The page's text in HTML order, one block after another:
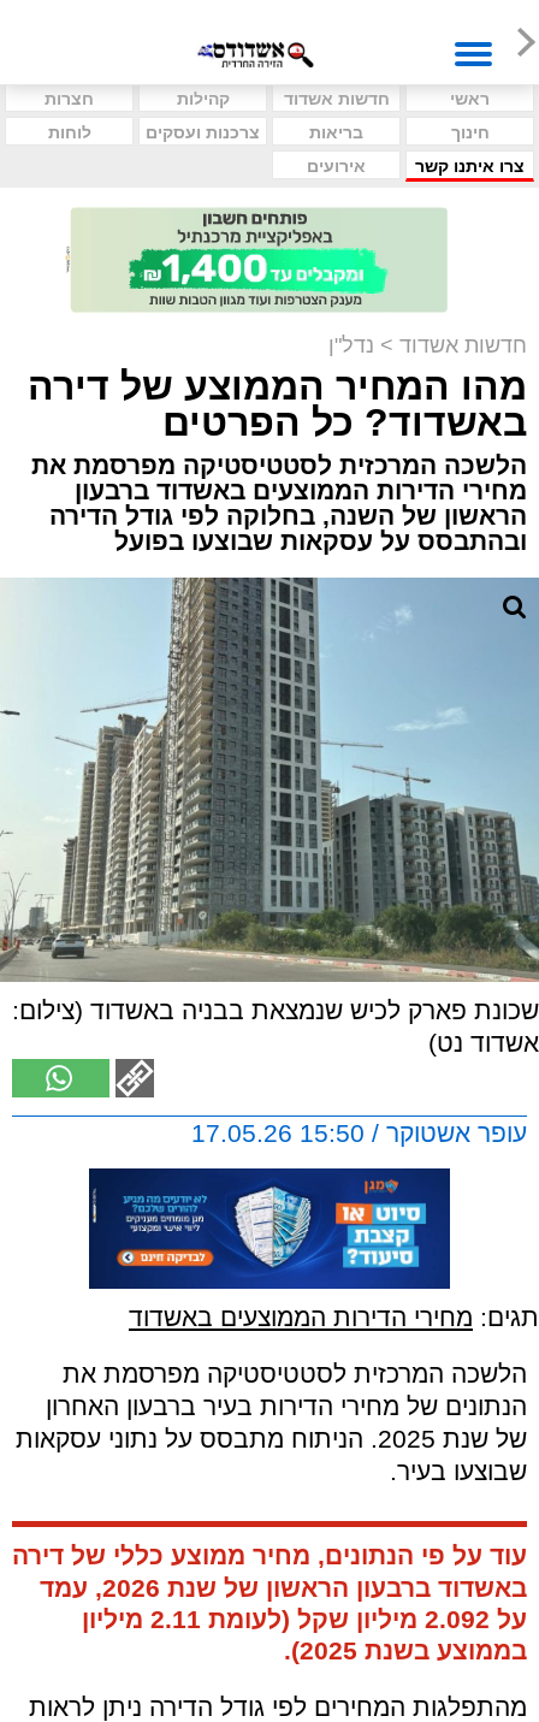
ראשי חדשות אשדוד קהילות
חצרות
חינוך
בריאות צרכנות ועסקים
לוחות
צרו איתנו קשר
אירועים
חדשות אשדוד > נדל"ן
מהו המחיר הממוצע של דירה
באשדוד? כל הפרטים
הלשכה המרכזית לסטטיסטיקה מפרסמת את
מחירי הדירות הממוצעים באשדוד ברבעון
הראשון של השנה, בחלוקה לפי גודל הדירה
ובהתבסס על עסקאות שבוצעו בפועל
שכונת פארק לכיש שנמצאת בבניה באשדוד (צילום:
אשדוד נט)
עופר אשטוקר / 15:50 17.05.26
תגים: מחירי הדירות הממוצעים באשדוד
הלשכה המרכזית לסטטיסטיקה מפרסמת את
הנתונים של מחירי הדירות בעיר ברבעון האחרון
של שנת 2025. הניתוח מתבסס על נתוני עסקאות
שבוצעו בעיר.
עוד על פי הנתונים, מחיר ממוצע כללי של דירה
באשדוד
ברבעון הראשון של שנת 2026, עמד
על 2.092 מיליון שקל (לעומת 2.11 מיליון
בממוצע בשנת 2025).
מהתפלגות המחירים לפי גודל הדירה ניתן לראות